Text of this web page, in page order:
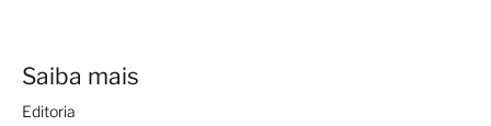
Saiba mais
Editoria